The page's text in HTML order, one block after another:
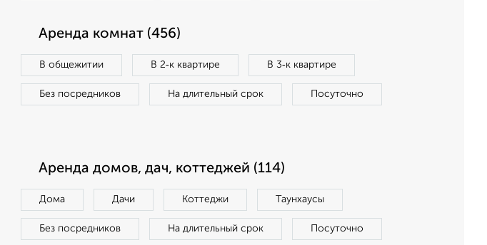
Аренда комнат (456)
В общежитии В 2‑к квартире В 3‑к квартире
Без посредников На длительный срок Посуточно
Аренда домов, дач, коттеджей (114)
Дома Дачи Коттеджи Таунхаусы
Без посредников На длительный срок Посуточно